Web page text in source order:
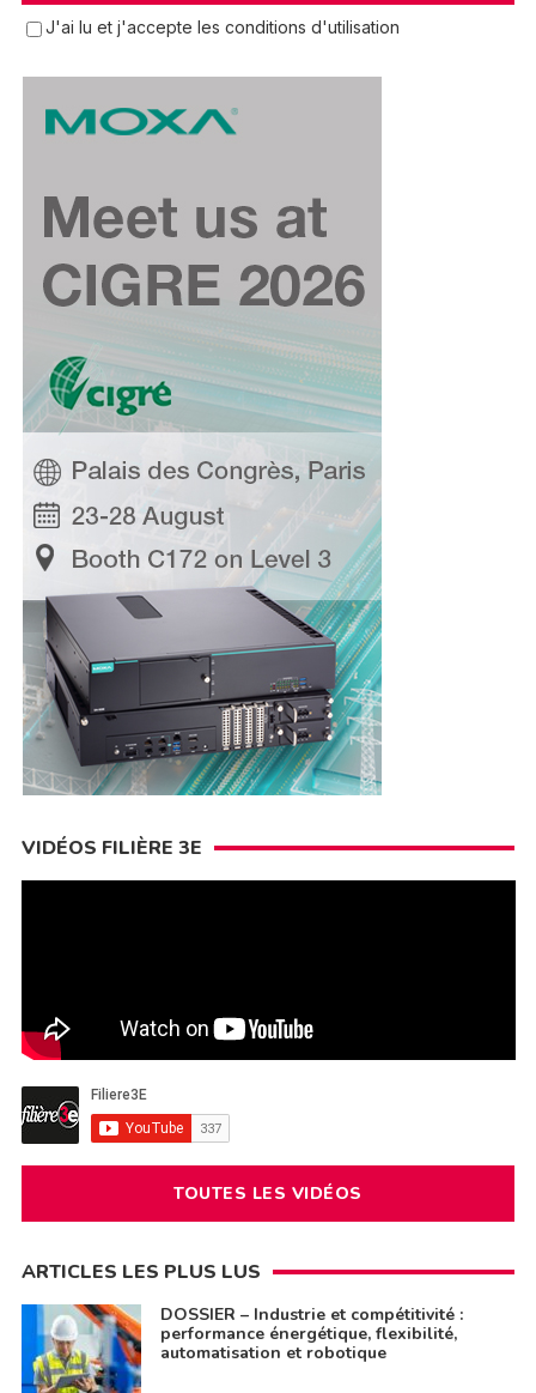
J'ai lu et j'accepte les conditions d'utilisation
VIDÉOS FILIÈRE 3E
TOUTES LES VIDÉOS
ARTICLES LES PLUS LUS
DOSSIER – Industrie et compétitivité :
performance énergétique, flexibilité,
automatisation et robotique